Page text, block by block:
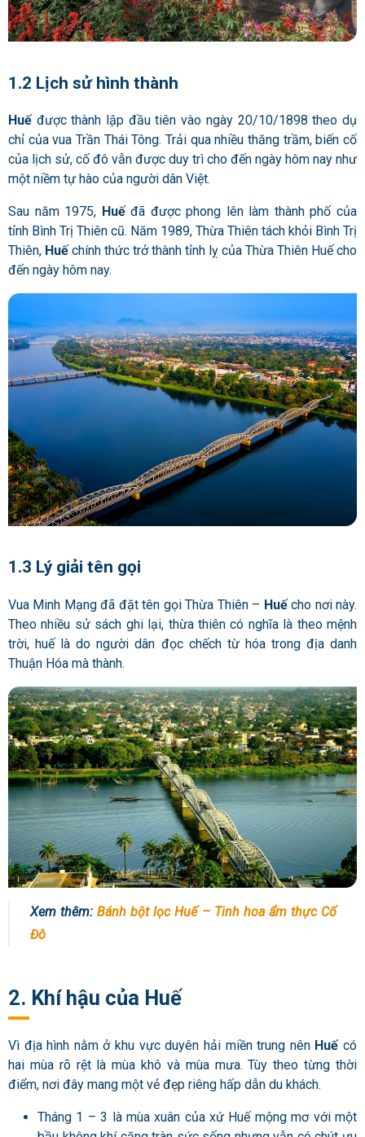
1.2 Lịch sử hình thành
Huế được thành lập đầu tiên vào ngày 20/10/1898 theo dụ
chỉ của vua Trần Thái Tông. Trải qua nhiều thăng trầm, biến cố
của lịch sử, cố đô vẫn được duy trì cho đến ngày hôm nay như
một niềm tự hào của người dân Việt.
Sau năm 1975, Huếđã được phong lên làm thành phố của
tỉnh Bình Trị Thiên cũ. Năm 1989, Thừa Thiên tách khỏi Bình Trị
Thiên, Huế chính thức trở thành tỉnh lỵ của Thừa Thiên Huế cho
đến ngày hôm nay.
1.3 Lý giải tên gọi
Vua Minh Mạng đã đặt tên gọi Thừa Thiên – Huếcho nơi này.
Theo nhiều sử sách ghi lại, thừa thiên có nghĩa là theo mệnh
trời, huế là do người dân đọc chếch từ hóa trong địa danh
Thuận Hóa mà thành.
Xem thêm:Bánh bột lọc Huế – Tinh hoa ẩm thực Cố
Đô
2. Khí hậu của Huế
Vì địa hình nằm ở khu vực duyên hải miền trung nên Huếcó
hai mùa rõ rệt là mùa khô và mùa mưa. Tùy theo từng thời
điểm, nơi đây mang một vẻ đẹp riêng hấp dẫn du khách.
Tháng 1 – 3 là mùa xuân của xứ Huế mộng mơ với một